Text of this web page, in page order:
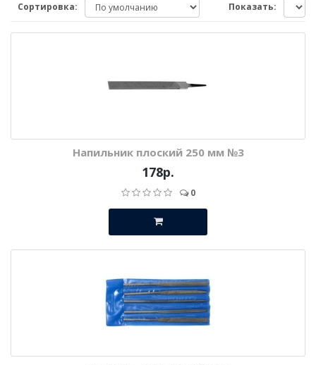
Сортировка: Показать:
Напильник плоский 250 мм №3
178р.
0